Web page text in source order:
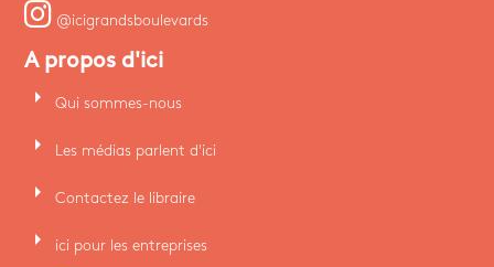
@icigrandsboulevards
A propos d'ici
arrow_right Qui sommes-nous
arrow_right Les médias parlent d'ici
arrow_right Contactez le libraire
arrow_right ici pour les entreprises